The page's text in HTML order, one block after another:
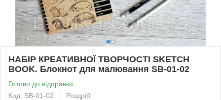
НАБІР КРЕАТИВНОЇ ТВОРЧОСТІ SKETCH
BOOK. Блокнот для малювання SB-01-02
Готово до відправки
Код: SB-01-02
Роздріб